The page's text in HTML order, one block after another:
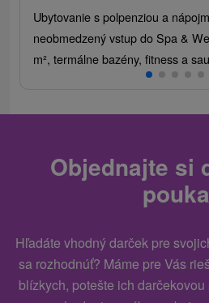
Ubytovanie s polpenziou a
neobmedzený vstup do Spa &
m², termálne bazény, fitness a
Objednajte si
Hľadáte vhodný darček pre
sa rozhodnúť? Máme pre Vás
blízkych, potešte ich